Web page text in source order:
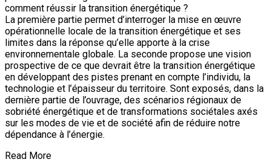
comment réussir la transition énergétique ?
La première partie permet d’interroger la mise en œuvre
opérationnelle locale de la transition énergétique et ses
limites dans la réponse qu’elle apporte à la crise
environnementale globale. La seconde propose une vision
prospective de ce que devrait être la transition énergétique
en développant des pistes prenant en compte l’individu, la
technologie et l’épaisseur du territoire. Sont exposés, dans la
dernière partie de l’ouvrage, des scénarios régionaux de
sobriété énergétique et de transformations sociétales axés
sur les modes de vie et de société afin de réduire notre
dépendance à l’énergie.
Read More